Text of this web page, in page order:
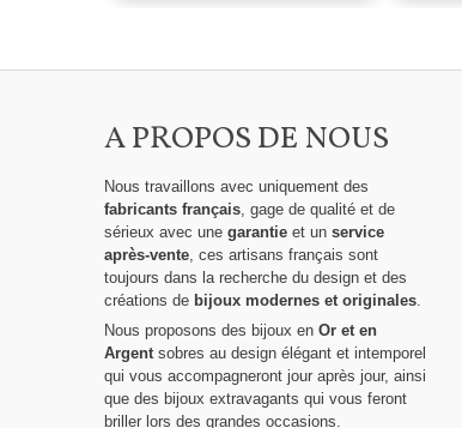
A PROPOS DE NOUS
Nous travaillons avec uniquement des
fabricants français, gage de qualité et de
sérieux avec une garantie et un service
après-vente, ces artisans français sont
toujours dans la recherche du design et des
créations de bijoux modernes et originales.
Nous proposons des bijoux en Or et en
Argentsobres au design élégant et intemporel
qui vous accompagneront jour après jour, ainsi
que des bijoux extravagants qui vous feront
briller lors des grandes occasions.